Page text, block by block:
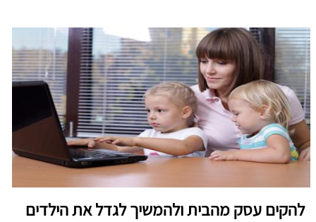
להקים עסק מהבית ולהמשיך לגדל את הילדים